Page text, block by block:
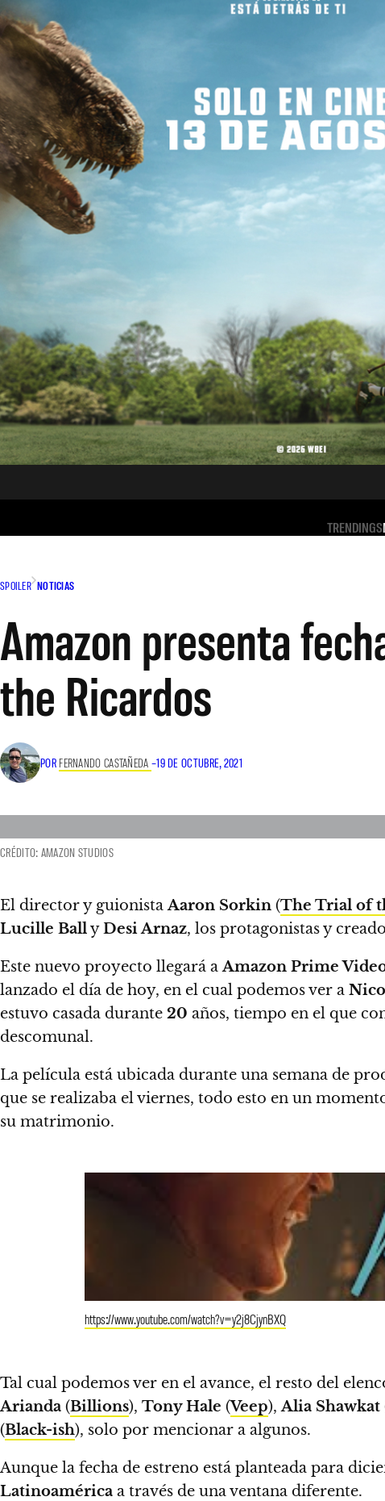
TRENDINGS
SPOILER NOTICIAS
Amazon presenta
the Ricardos
POR FERNANDO CASTAÑEDA –19 DE OCTUBRE, 2021
CRÉDITO: AMAZON STUDIOS
El director y guionistaAaron Sorkin (The Trial of
Lucille BallyDesi Arnaz, los protagonistas y
Este nuevo proyecto llegará aAmazon Prime
lanzado el día de hoy, en el cual podemos ver a
estuvo casada durante 20 años, tiempo en el que
descomunal.
La película está ubicada durante una semana de
que se realizaba el viernes, todo esto en un
su matrimonio.
https://www.youtube.com/watch?v=y2j8CjynBXQ
Tal cual podemos ver en el avance, el resto del
Arianda (Billions), Tony Hale (Veep),Alia Shawkat
(Black-ish), solo por mencionar a algunos.
Aunque la fecha de estreno está planteada para
Latinoamérica a través de una ventana diferente.